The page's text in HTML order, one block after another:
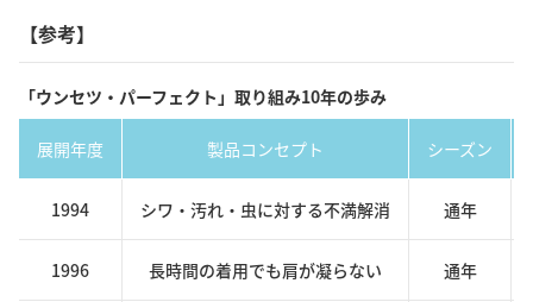
【参考】
「ウンセツ・パーフェクト」取り組み10年の歩み
展開年度 製品コンセプト シーズン
1994 シワ・汚れ・虫に対する不満解消 通年
1996 長時間の着用でも肩が凝らない 通年